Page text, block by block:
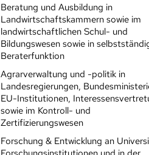
Beratung und Ausbildung in
Landwirtschaftskammern sowie im
landwirtschaftlichen Schul- und
Bildungswesen sowie in
Beraterfunktion
Agrarverwaltung und -politik in
Landesregierungen,
EU-Institutionen,
sowie im Kontroll- und
Zertifizierungswesen
Forschung & Entwicklung an